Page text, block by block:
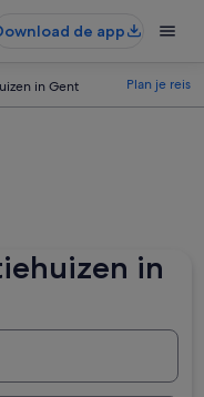
de app
in Gent Plan je reis
in